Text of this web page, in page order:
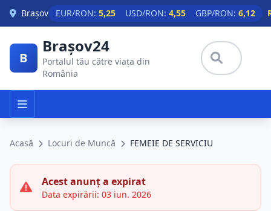
Skip to main content
Brașov EUR/RON: 5,25 USD/RON: 4,55 GBP/RON: 6,12
B
Brașov24
Portalul tău către viața din
România
Acasă Locuri de Muncă FEMEIE DE SERVICIU
Acest anunț a expirat
Data expirării: 03 iun. 2026